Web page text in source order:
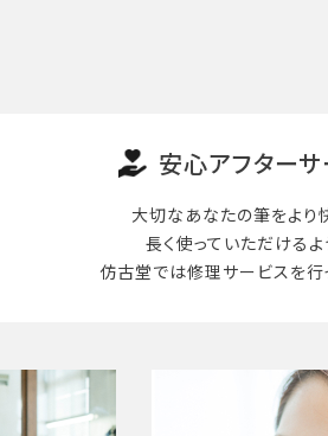
安心アフター
大切なあなたの筆をより
長く使って いただけるよ
仿古堂では修理サービスを行